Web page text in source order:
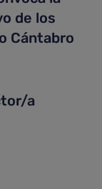
de los
Cántabro
a